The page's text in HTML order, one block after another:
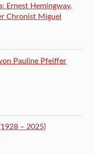
Ernest Hemingway,
Chronist Miguel
Pauline Pfeiffer
– 2025)